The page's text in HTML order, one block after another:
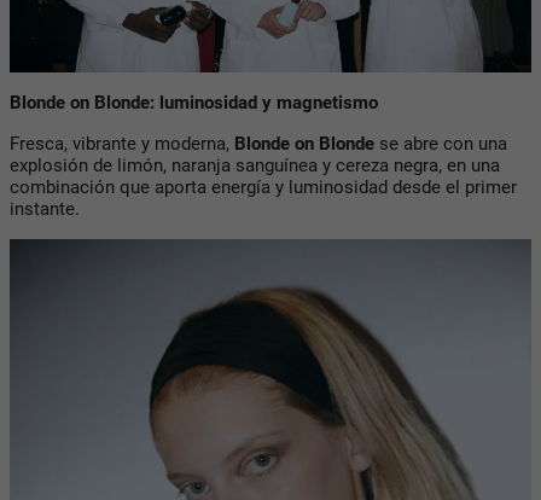
Blonde on Blonde: luminosidad y magnetismo
Fresca, vibrante y moderna, Blonde on Blonde se abre con una
explosión de limón, naranja sanguínea y cereza negra, en una
combinación que aporta energía y luminosidad desde el primer
instante.